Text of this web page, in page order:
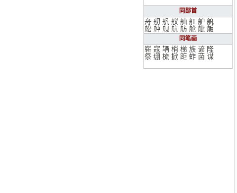
同部首
舟 舠 舤 舣 舢 舡 舮 舧
舩 舯 舰 航 舫 舱 舭 舨
同笔画
崭 寇 辆 梢 梯 族 谚 隆
祭 绷 梳 掀 距 蚱 菌 谋